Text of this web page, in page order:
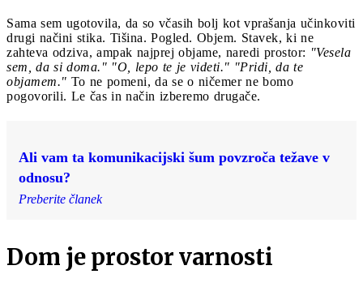
Sama sem ugotovila, da so včasih bolj kot vprašanja učinkoviti
drugi načini stika. Tišina. Pogled. Objem. Stavek, ki ne
zahteva odziva, ampak najprej objame, naredi prostor: "Vesela
sem, da si doma." "O, lepo te je videti." "Pridi, da te
objamem." To ne pomeni, da se o ničemer ne bomo
pogovorili. Le čas in način izberemo drugače.
Ali vam ta komunikacijski šum povzroča težave v
odnosu?
Preberite članek
Dom je prostor varnosti